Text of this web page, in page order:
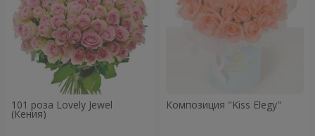
101 роза Lovely Jewel
(Кения)
Композиция "Kiss Elegy"